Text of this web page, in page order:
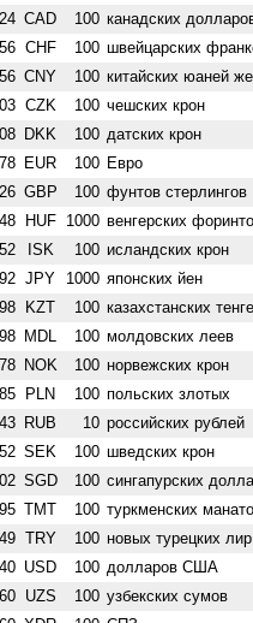
CAD 100 канадских
CHF 100 швейцарских
CNY 100 китайских юаней
CZK 100 чешских крон
DKK 100 датских крон
EUR 100 Евро
GBP 100 фунтов стерлингов
HUF 1000 венгерских
ISK 100 исландских крон
JPY 1000 японских йен
KZT 100 казахстанских тенге
MDL 100 молдовских леев
NOK 100 норвежских крон
PLN 100 польских злотых
RUB 10 российских рублей
SEK 100 шведских крон
SGD 100 сингапурских
TMT 100 туркменских
TRY 100 новых турецких лир
USD 100 долларов США
UZS 100 узбекских сумов